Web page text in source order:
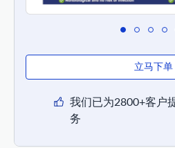
立马下单
我们已为2800+客户
务